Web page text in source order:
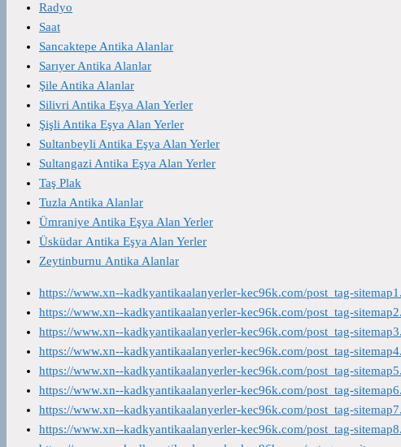
Radyo
Saat
Sancaktepe Antika Alanlar
Sarıyer Antika Alanlar
Şile Antika Alanlar
Silivri Antika Eşya Alan Yerler
Şişli Antika Eşya Alan Yerler
Sultanbeyli Antika Eşya Alan Yerler
Sultangazi Antika Eşya Alan Yerler
Taş Plak
Tuzla Antika Alanlar
Ümraniye Antika Eşya Alan Yerler
Üsküdar Antika Eşya Alan Yerler
Zeytinburnu Antika Alanlar
https://www.xn--kadkyantikaalanyerler-kec96k.com/post_tag-
https://www.xn--kadkyantikaalanyerler-kec96k.com/post_tag-
https://www.xn--kadkyantikaalanyerler-kec96k.com/post_tag-
https://www.xn--kadkyantikaalanyerler-kec96k.com/post_tag-
https://www.xn--kadkyantikaalanyerler-kec96k.com/post_tag-
https://www.xn--kadkyantikaalanyerler-kec96k.com/post_tag-
https://www.xn--kadkyantikaalanyerler-kec96k.com/post_tag-
https://www.xn--kadkyantikaalanyerler-kec96k.com/post_tag-